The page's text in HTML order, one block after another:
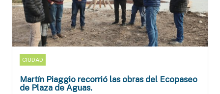
CIUDAD
Martín Piaggio recorrió las obras del Ecopaseo
de Plaza de Aguas.